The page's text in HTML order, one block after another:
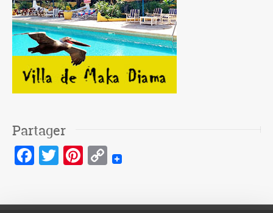
Partager
Facebook
Twitter
Pinterest
Copy